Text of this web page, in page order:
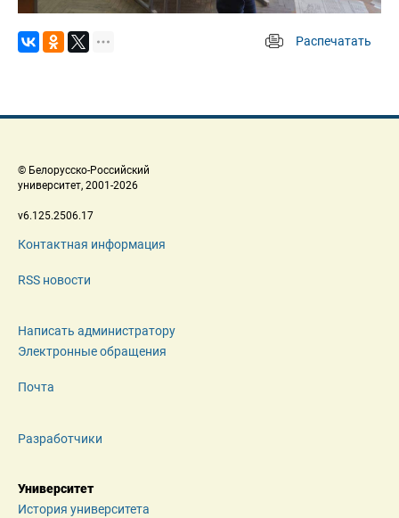
Распечатать
© Белорусско-Российский
университет, 2001-2026
v6.125.2506.17
Контактная информация
RSS новости
Написать администратору
Электронные обращения
Почта
Разработчики
Университет
История университета